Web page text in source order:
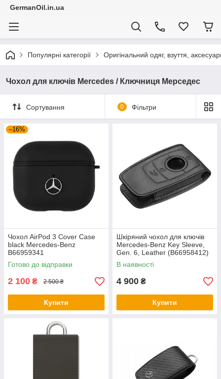
GermanOil.in.ua
Популярні категорії Оригінальний одяг, взуття,
Чохол для ключів Mercedes / Ключниця Мерседес
Сортування 0 Фільтри
–16%
Чохол AirPod 3 Cover Case
black Mercedes-Benz
B66959341
Готово до відправки
2 100 ₴ 2 500 ₴
Купити
Шкіряний чохол для ключів
Mercedes-Benz Key Sleeve,
Gen. 6, Leather (B66958412)
В наявності
4 900 ₴
Купити